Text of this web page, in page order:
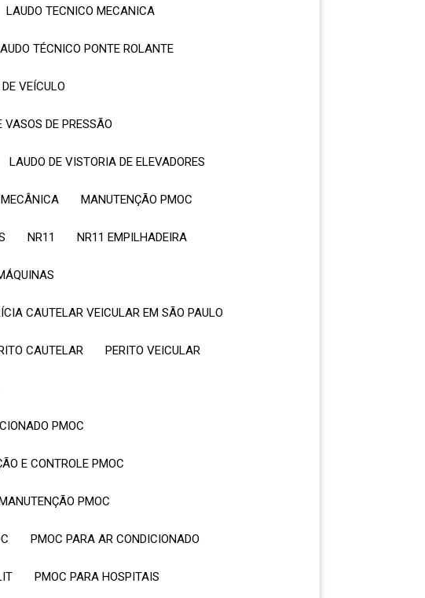
LAUDO TECNICO MECANICA
LAUDO TÉCNICO PONTE ROLANTE
DE VEÍCULO
VASOS DE PRESSÃO
LAUDO DE VISTORIA DE ELEVADORES
MECÂNICA MANUTENÇÃO PMOC
NR11 NR11 EMPILHADEIRA
CAUTELAR VEICULAR EM SÃO PAULO
CAUTELAR PERITO VEICULAR
PMOC
E CONTROLE PMOC
MANUTENÇÃO PMOC
PMOC PARA AR CONDICIONADO
PMOC PARA HOSPITAIS